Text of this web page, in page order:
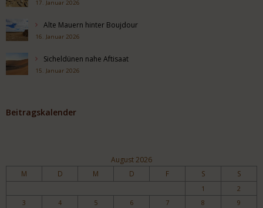
17. Januar 2026
Alte Mauern hinter Boujdour
16. Januar 2026
Sicheldünen nahe Aftisaat
15. Januar 2026
Beitragskalender
August 2026
M D M D F S S
1
2
3
4 5 6 7 8
9